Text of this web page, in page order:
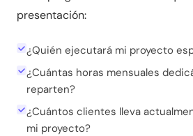
presentación:
¿Quién ejecutará mi proyecto
¿Cuántas horas mensuales
reparten?
¿Cuántos clientes lleva
mi proyecto?